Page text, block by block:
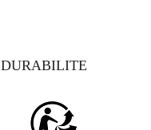
DURABILITE